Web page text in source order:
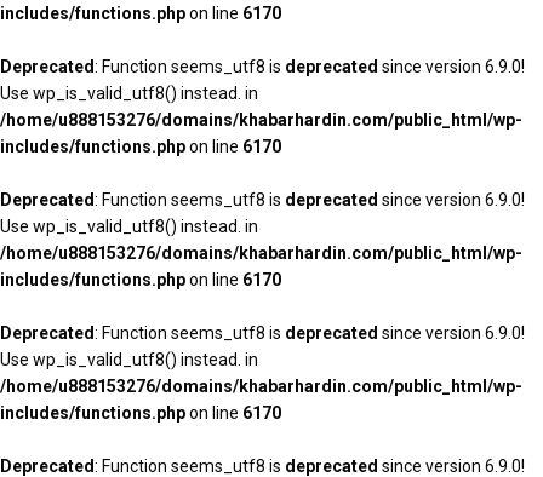
includes/functions.phpon line 6170
Deprecated: Function seems_utf8 is deprecated since version 6.9.0!
Use wp_is_valid_utf8() instead. in
/home/u888153276/domains/khabarhardin.com/public_html/wp-
includes/functions.phpon line 6170
Deprecated: Function seems_utf8 is deprecated since version 6.9.0!
Use wp_is_valid_utf8() instead. in
/home/u888153276/domains/khabarhardin.com/public_html/wp-
includes/functions.phpon line 6170
Deprecated: Function seems_utf8 is deprecated since version 6.9.0!
Use wp_is_valid_utf8() instead. in
/home/u888153276/domains/khabarhardin.com/public_html/wp-
includes/functions.phpon line 6170
Deprecated: Function seems_utf8 is deprecated since version 6.9.0!